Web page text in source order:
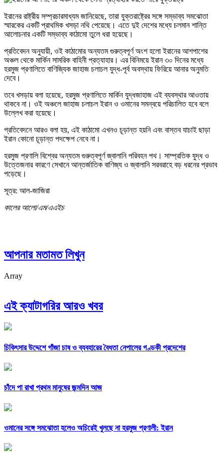
ইরানের রাষ্ট্রীয় সম্প্রচারমাধ্যম জানিয়েছে, তারা যুক্তরাষ্ট্রের সঙ্গে সম্ভাব্য সমঝোতা
স্মারকের একটি প্রাথমিক খসড়া নথি পেয়েছে। এতে দুই দেশের মধ্যে চলমান শান্তি
আলোচনার একটি সম্ভাব্য কাঠামো তুলে ধরা হয়েছে।
প্রতিবেদন অনুযায়ী, ওই কাঠামোর অন্যতম গুরুত্বপূর্ণ অংশ হলো ইরানের আশপাশের
অঞ্চল থেকে মার্কিন সামরিক বাহিনী প্রত্যাহার। এর বিনিময়ে ইরান ৩০ দিনের মধ্যে
হরমুজ প্রণালিতে বাণিজ্যিক জাহাজ চলাচল যুদ্ধ-পূর্ব অবস্থায় ফিরিয়ে আনার অনুমতি
দেবে।
তবে খসড়ায় বলা হয়েছে, হরমুজ প্রণালিতে মার্কিন যুদ্ধজাহাজ এই ব্যবস্থার আওতায়
থাকবে না। ওই অঞ্চলে জাহাজ চলাচল ইরান ও ওমানের সমন্বয়ে পরিচালিত হবে বলে
উল্লেখ করা হয়েছে।
প্রতিবেদনে আরও বলা হয়, এই কাঠামো এখনও চূড়ান্ত হয়নি এবং বাস্তব যাচাই ছাড়া
ইরান কোনো চূড়ান্ত পদক্ষেপ নেবে না।
হরমুজ প্রণালি বিশ্বের অন্যতম গুরুত্বপূর্ণ জ্বালানি পরিবহন পথ। সাম্প্রতিক যুদ্ধ ও
উত্তেজনার কারণে সেখানে আন্তর্জাতিক বাণিজ্য ও জ্বালানি সরবরাহে বড় ধরনের প্রভাব
পড়েছে।
সূত্র: আল-জাজিরা
কালের আলো/এম/এএইচ
আপনার মতামত লিখুন
Array
এই ক্যাটাগরির আরও খবর
চিকিৎসার উদ্দেশে গাঁজা চাষ ও ব্যবহারের বৈধতা নেপালের গণ্ডকী প্রদেশের
চাঁদে পা রাখা প্রথম মানুষের জন্মদিন আজ
ওমানের সঙ্গে সমঝোতা হলেও অচিরেই খুলছে না হরমুজ প্রণালী: ইরান